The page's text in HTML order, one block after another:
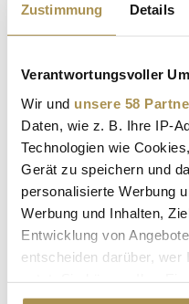
Zustimmung Details
Verantwortungsvoller
Wir und unsere 58
Daten, wie z. B. Ihre IP-
Technologien wie
Gerät zu speichern und
personalisierte Werbung
Werbung und Inhalten,
Entwicklung von
entscheiden darüber, wer
Cookie-Erklärung oder
Sicherheitscode
* Pflichtfelder.